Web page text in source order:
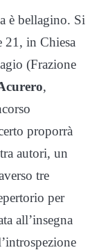
è bellagino. Si
21, in Chiesa
(Frazione
,
proporrà
autori, un
tre
per
all’insegna